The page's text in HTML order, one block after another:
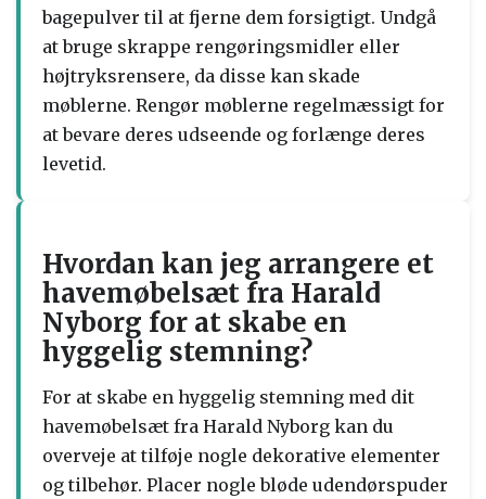
bagepulver til at fjerne dem forsigtigt. Undgå
at bruge skrappe rengøringsmidler eller
højtryksrensere, da disse kan skade
møblerne. Rengør møblerne regelmæssigt for
at bevare deres udseende og forlænge deres
levetid.
Hvordan kan jeg arrangere et
havemøbelsæt fra Harald
Nyborg for at skabe en
hyggelig stemning?
For at skabe en hyggelig stemning med dit
havemøbelsæt fra Harald Nyborg kan du
overveje at tilføje nogle dekorative elementer
og tilbehør. Placer nogle bløde udendørspuder